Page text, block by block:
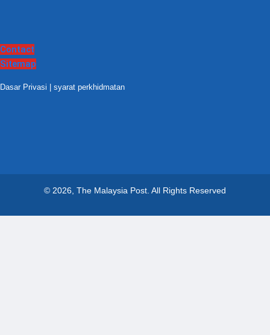
Contact
Sitemap
Dasar Privasi syarat perkhidmatan
© 2026, The Malaysia Post. All Rights Reserved